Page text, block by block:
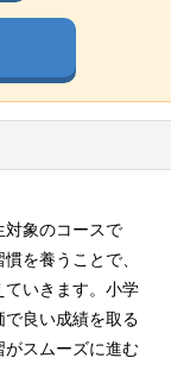
対象のコースで
を養うことで、
ていきます。小学
良い成績を取る
がスムーズに進む